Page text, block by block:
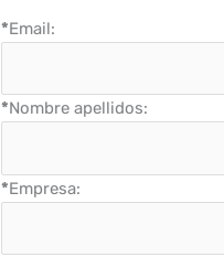
*Email:
*Nombre apellidos:
*Empresa: